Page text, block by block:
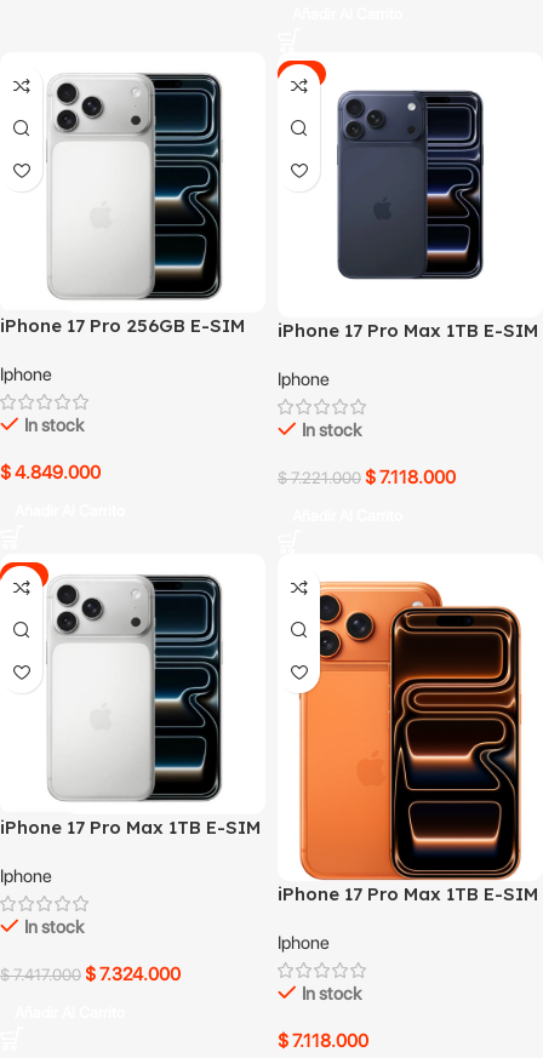
iPhone 17 Pro 256GB E-SIM
Iphone
In stock
$4.849.000
iPhone 17 Pro Max 1TB E-SIM
Iphone
In stock
$7.221.000$7.118.000
iPhone 17 Pro Max 1TB E-SIM
Iphone
In stock
$7.417.000$7.324.000
iPhone 17 Pro Max 1TB E-SIM
Iphone
In stock
$7.118.000